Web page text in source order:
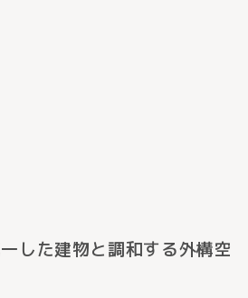
した建物と調和する外構空